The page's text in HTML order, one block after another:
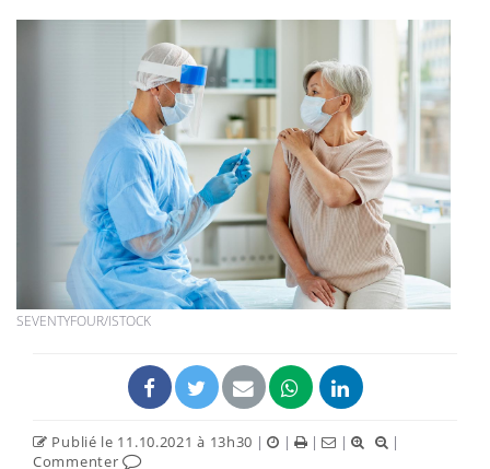
SEVENTYFOUR/ISTOCK
Publié le 11.10.2021 à 13h30 | | | |
|
Commenter